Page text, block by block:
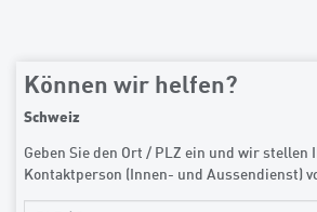
Können wir helfen?
Schweiz
Geben Sie den Ort / PLZ ein und wir stellen
Kontaktperson (Innen- und Aussendienst)